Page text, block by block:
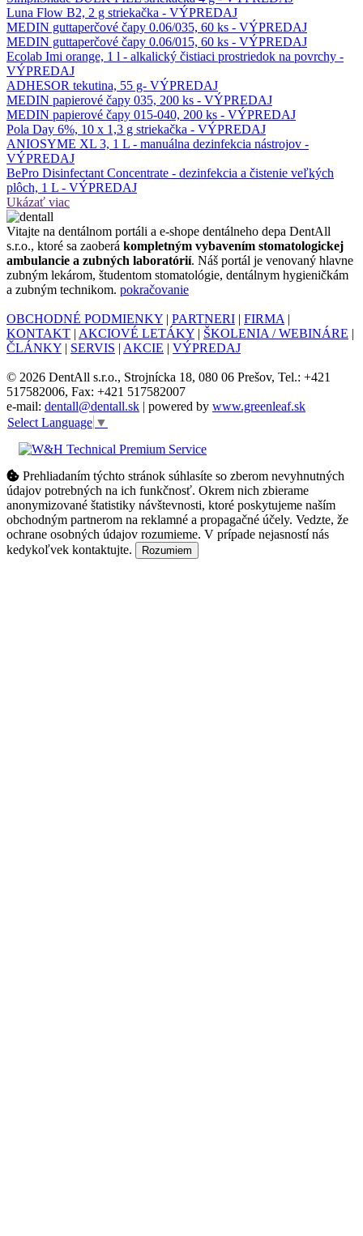
Luna Flow B2, 2 g striekačka - VÝPREDAJ
MEDIN guttaperčové čapy 0.06/035, 60 ks - VÝPREDAJ
MEDIN guttaperčové čapy 0.06/015, 60 ks - VÝPREDAJ
Ecolab Imi orange, 1 l - alkalický čistiaci prostriedok na povrchy -
VÝPREDAJ
ADHESOR tekutina, 55 g- VÝPREDAJ
MEDIN papierové čapy 035, 200 ks - VÝPREDAJ
MEDIN papierové čapy 015-040, 200 ks - VÝPREDAJ
Pola Day 6%, 10 x 1,3 g striekačka - VÝPREDAJ
ANIOSYME XL 3, 1 L - manuálna dezinfekcia nástrojov -
VÝPREDAJ
BePro Disinfectant Concentrate - dezinfekcia a čistenie veľkých
plôch, 1 L - VÝPREDAJ
Ukázať viac
Vitajte na dentálnom portáli a e-shope dentálneho depa DentAll
s.r.o., ktoré sa zaoberá kompletným vybavením stomatologickej
ambulancie a zubných laboratórií. Náš portál je venovaný hlavne
zubným lekárom, študentom stomatológie, dentálnym hygieničkám
a zubným technikom. pokračovanie
OBCHODNÉ PODMIENKY PARTNERI FIRMA|
KONTAKT AKCIOVÉ LETÁKY ŠKOLENIA / WEBINÁRE
ČLÁNKY
SERVIS AKCIE VÝPREDAJ
© 2026 DentAll s.r.o., Strojnícka 18, 080 06 Prešov, Tel.: +421
517582006, Fax: +421 517582007
e-mail: dentall@dentall.sk | powered by www.greenleaf.sk
Select Language ▼
Prehliadaním týchto stránok súhlasíte so zberom nevyhnutných
údajov potrebných na ich funkčnosť. Okrem nich zbierame
anonymizované štatistiky návštevnosti, ktoré poskytujeme naším
obchodným partnerom na reklamné a propagačné účely. Vedzte, že
ochrane osobných údajov rozumieme. V prípade nejasností nás
kedykoľvek kontaktujte.
Rozumiem